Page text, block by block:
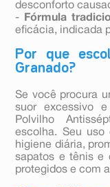
desconforto
-
Fórmula
eficácia, indicada
Por que
Granado?
Se você procura
suor excessivo
Polvilho
escolha. Seu uso
higiene diária,
sapatos e tênis e
protegidos e com